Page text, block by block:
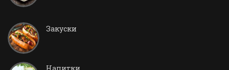
Закуски